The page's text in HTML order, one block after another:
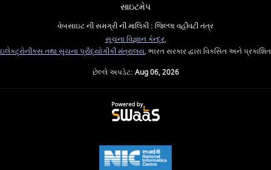
સાઇટમેપ
વેબસાઇટ ની સમગ્રી ની માલિકી : જિલ્લા વહીવટી તંત્ર
સૂચના વિજ્ઞાન કેન્દ્ર,
ઇલેક્ટ્રોનીક્સ તથા સુચના પ્રૌદ્યોગીકી મંત્રાલય, ભારત સરકાર દ્વારા વિકસિત અને પ્રકાશિત
છેલ્લે અપડેટ: Aug 06, 2026